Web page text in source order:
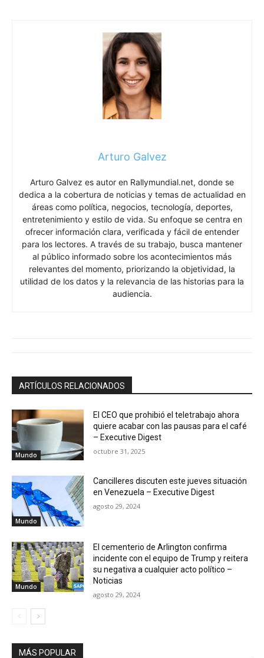
Arturo Galvez
Arturo Galvez es autor en Rallymundial.net, donde se
dedica a la cobertura de noticias y temas de actualidad en
áreas como política, negocios, tecnología, deportes,
entretenimiento y estilo de vida. Su enfoque se centra en
ofrecer información clara, verificada y fácil de entender
para los lectores. A través de su trabajo, busca mantener
al público informado sobre los acontecimientos más
relevantes del momento, priorizando la objetividad, la
utilidad de los datos y la relevancia de las historias para la
audiencia.
ARTÍCULOS RELACIONADOS
Mundo
El CEO que prohibió el teletrabajo ahora
quiere acabar con las pausas para el café
– Executive Digest
octubre 31, 2025
Mundo
Cancilleres discuten este jueves situación
en Venezuela – Executive Digest
agosto 29, 2024
Mundo
El cementerio de Arlington confirma
incidente con el equipo de Trump y reitera
su negativa a cualquier acto político –
Noticias
agosto 29, 2024
MÁS POPULAR